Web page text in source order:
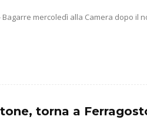
Bagarre mercoledì alla Camera dopo il
torna a